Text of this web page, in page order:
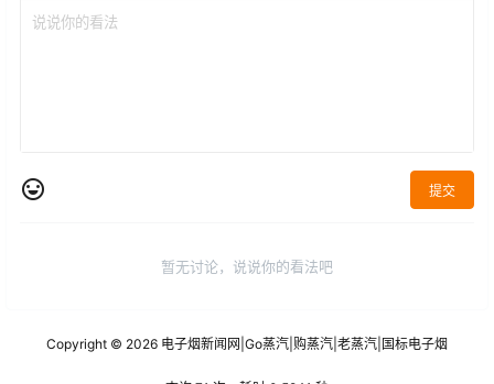
提交
暂无讨论，说说你的看法吧
Copyright © 2026 电子烟新闻网 Go蒸汽 购蒸汽 老蒸汽 国标电子烟